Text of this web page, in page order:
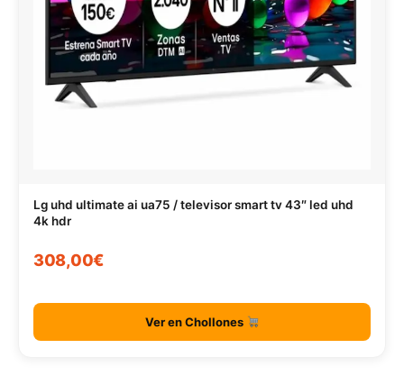
Lg uhd ultimate ai ua75 / televisor smart tv 43″ led uhd
4k hdr
308,00€
Ver en Chollones